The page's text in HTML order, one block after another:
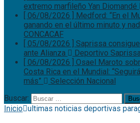
extremo marfileño Yan Diomandé
[ 06/08/2026 ] Medford: “En el
ganando en el último minuto y
CONCACAF
[ 05/08/2026 ] Saprissa
ante Alianza
Deportivo
[ 06/08/2026 ] Osael Maroto
Costa Rica en el Mundial:
más”
Selección Nacional
Buscar:
Inicio ultimas noticias deportivas